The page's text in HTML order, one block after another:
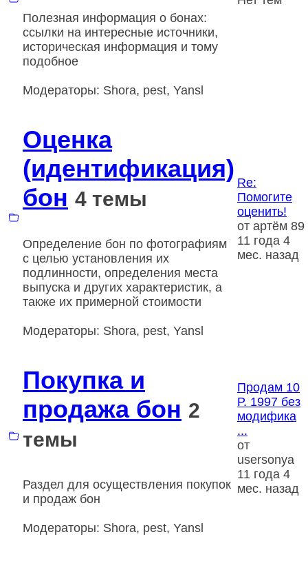
Полезная информация о бонах:
ссылки на интересные источники,
историческая информация и тому
подобное
Модераторы: Shora, pest, Yansl
Оценка
(идентификация)
бон 4 темы
Определение бон по фотографиям
с целью установления их
подлинности, определения места
выпуска и других характеристик, а
также их примерной стоимости
Модераторы: Shora, pest, Yansl
Re:
Помогите
оценить!
от артём 89
11 года 4
мес. назад
Покупка и
продажа бон 2
темы
Раздел для осуществления покупок
и продаж бон
Модераторы: Shora, pest, Yansl
Продам 10
Р. 1997 без
модифика
...
от
usersonya
11 года 4
мес. назад